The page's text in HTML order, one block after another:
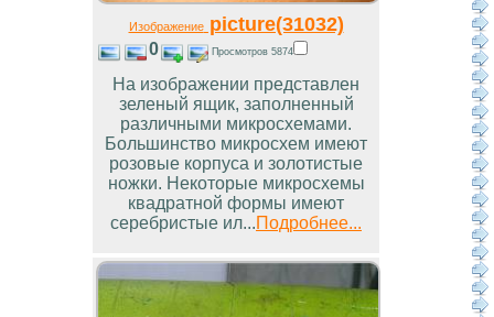
Изображениеpicture(31032)
0 Просмотров 5874
На изображении представлен
зеленый ящик, заполненный
различными микросхемами.
Большинство микросхем имеют
розовые корпуса и золотистые
ножки. Некоторые микросхемы
квадратной формы имеют
серебристые ил...Подробнее...